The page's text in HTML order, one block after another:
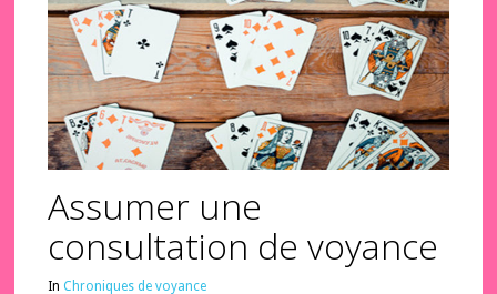
Assumer une
consultation de voyance
InChroniques de voyance